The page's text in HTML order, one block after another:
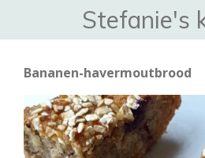
hoofdinhoud
Stefanie's
Bananen-havermoutbrood